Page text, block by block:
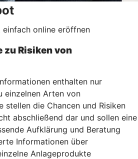
online eröffnen
Risiken von
enthalten nur
einzelnen Arten von
stellen die Chancen und Risiken
abschließend dar und sollen eine
Aufklärung und Beratung
Informationen über
Anlageprodukte